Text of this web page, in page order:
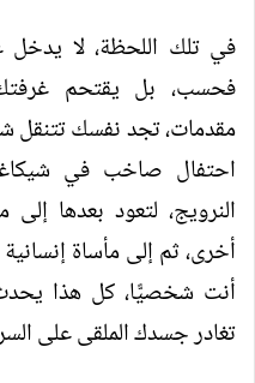
في تلك اللحظة، لا
فحسب، بل يقتحم
مقدمات، تجد نفسك تتنقل
احتفال صاخب في
النرويج، لتعود بعدها
أخرى، ثم إلى مأساة
أنت شخصيًّا، كل هذا
تغادر جسدك الملقى على